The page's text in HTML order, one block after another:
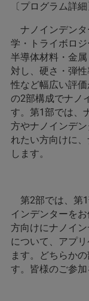
〔プログラム詳細
ナノインデンタ
学・トライボロジ
半導体材料・金
対し、硬さ・弾
性など幅広い評
の2部構成でナノ
す。第1部では、
方やナノインデ
れたい方向けに
します。
第2部では、第1
インデンターを
方向けにナノイ
について、アプ
ます。どちらか
す。皆様のご参加